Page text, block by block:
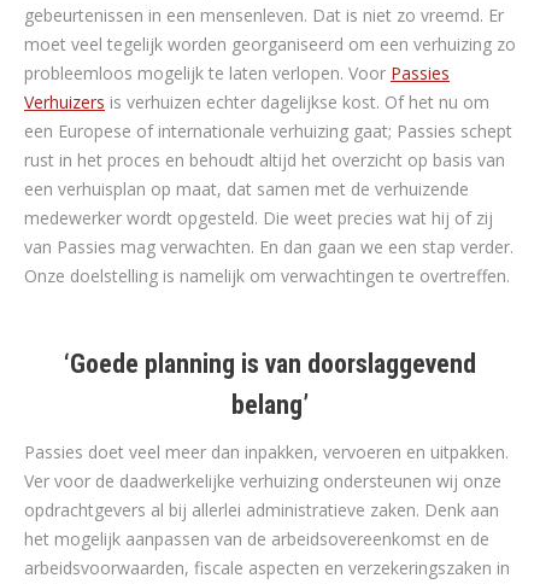
gebeurtenissen in een mensenleven. Dat is niet zo vreemd. Er
moet veel tegelijk worden georganiseerd om een verhuizing zo
probleemloos mogelijk te laten verlopen. Voor Passies
Verhuizers is verhuizen echter dagelijkse kost. Of het nu om
een Europese of internationale verhuizing gaat; Passies schept
rust in het proces en behoudt altijd het overzicht op basis van
een verhuisplan op maat, dat samen met de verhuizende
medewerker wordt opgesteld. Die weet precies wat hij of zij
van Passies mag verwachten. En dan gaan we een stap verder.
Onze doelstelling is namelijk om verwachtingen te overtreffen.
‘Goede planning is van doorslaggevend
belang’
Passies doet veel meer dan inpakken, vervoeren en uitpakken.
Ver voor de daadwerkelijke verhuizing ondersteunen wij onze
opdrachtgevers al bij allerlei administratieve zaken. Denk aan
het mogelijk aanpassen van de arbeidsovereenkomst en de
arbeidsvoorwaarden, fiscale aspecten en verzekeringszaken in